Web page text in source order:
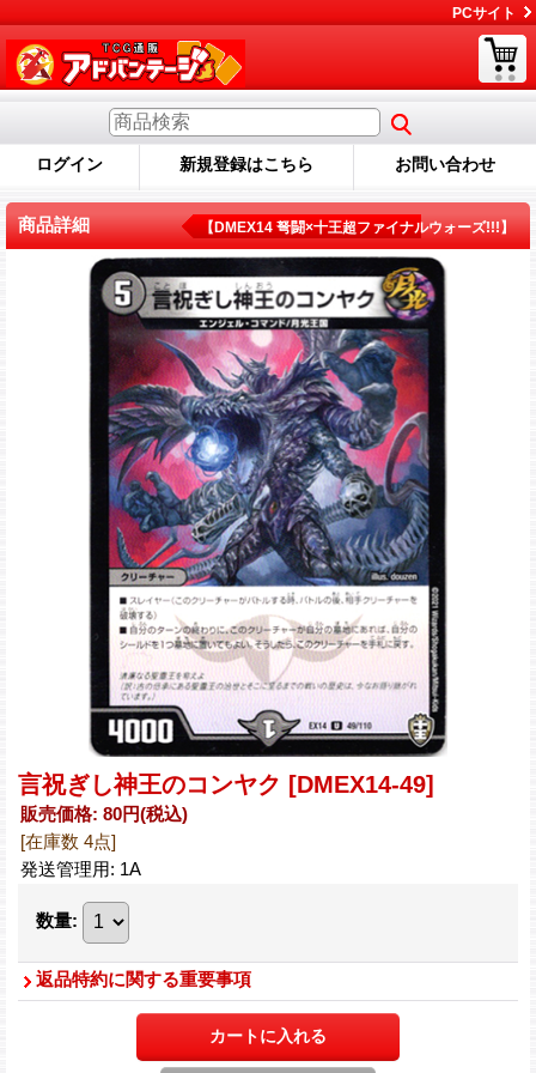
PCサイト
ログイン 新規登録はこちら お問い合わせ
商品詳細 【DMEX14 弩闘×十王超ファイナルウォーズ!!!】
言祝ぎし神王のコンヤク [DMEX14-49]
販売価格: 80円(税込)
[在庫数 4点]
発送管理用: 1A
数量:
返品特約に関する重要事項